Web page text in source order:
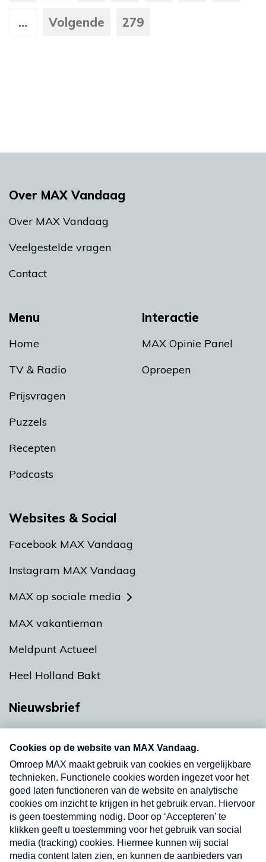
... Volgende 279
Menu
Home
TV & Radio
Prijsvragen
Puzzels
Recepten
Podcasts
Interactie
MAX Opinie Panel
Oproepen
Over MAX Vandaag
Over MAX Vandaag
Veelgestelde vragen
Contact
Websites & Social
Facebook MAX Vandaag
Instagram MAX Vandaag
MAX op sociale media
MAX vakantieman
Meldpunt Actueel
Heel Holland Bakt
Nieuwsbrief
nieuwsbrief. Elke vrijdag- en dinsdagochtend in
uw mailbox.
Verzend